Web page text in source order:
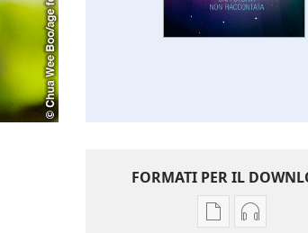
FORMATI PER IL
OpzioniOpzioni